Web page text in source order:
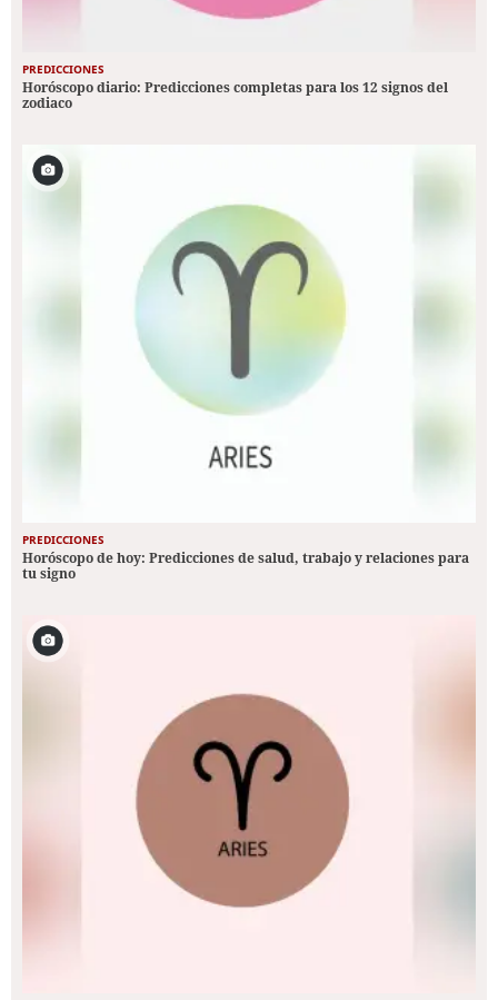
PREDICCIONES
Horóscopo diario: Predicciones completas para los 12 signos del
zodiaco
PREDICCIONES
Horóscopo de hoy: Predicciones de salud, trabajo y relaciones para
tu signo